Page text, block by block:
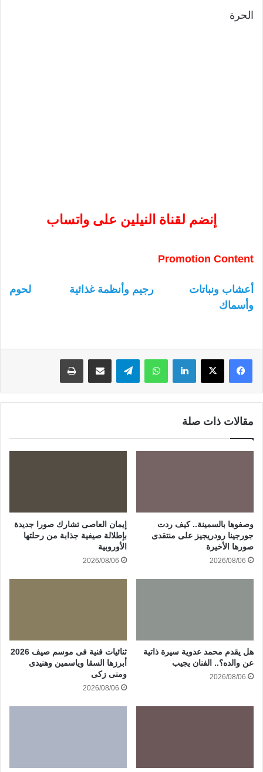
الحرة
إنضم لقناة النيلين على واتساب
Promotion Content
أعشاب ونباتات رجيم وأنظمة غذائية
لحوم
وأسماك
لينكدإن واتساب
مقالات ذات صلة
وصفوها بالسمينة.. كيف ردت
جورجينا رودريجيز على منتقدى
صورها الأخيرة
2026/08/06
إيمان العاصى تشارك صورا جديدة
بإطلالة صيفية جذابة من رحلتها
الأوروبية
2026/08/06
هل يقدم محمد عدوية سيرة ذاتية
عن والده؟.. الفنان يجيب
2026/08/06
ثنائيات فنية فى موسم صيف 2026
أبرزها السقا وياسمين وهنيدى
ومنى زكى
2026/08/06